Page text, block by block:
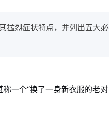
猛烈症状特点，并列出五大必
一个“换了一身新衣服的老对